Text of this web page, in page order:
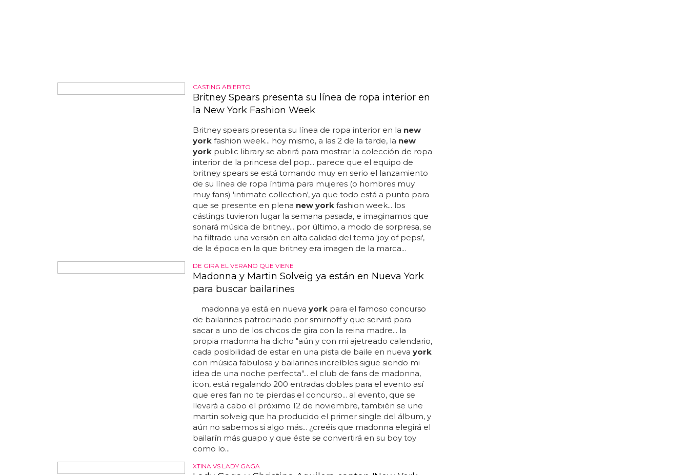
CASTING ABIERTO
Britney Spears presenta su línea de ropa interior en
Britney spears presenta su línea de ropa interior en lanew
yorkfashion week... hoy mismo, a las 2 de la tarde, lanew
yorkpublic library se abrirá para mostrar la colección de ropa
interior de la princesa del pop... parece que el equipo de
britney spears se está tomando muy en serio el lanzamiento
de su línea de ropa íntima para mujeres (o hombres muy
muy fans) 'intimate collection', ya que todo está a punto para
que se presente en plenanew yorkfashion week... los
cástings tuvieron lugar la semana pasada, e imaginamos que
sonará música de britney... por último, a modo de sorpresa, se
ha filtrado una versión en alta calidad del tema 'joy of pepsi',
DE GIRA EL VERANO QUE VIENE
Madonna y Martin Solveig ya están en Nueva York
madonna ya está en nueva yorkpara el famoso concurso
de bailarines patrocinado por smirnoff y que servirá para
sacar a uno de los chicos de gira con la reina madre... la
propia madonna ha dicho "aún y con mi ajetreado calendario,
cada posibilidad de estar en una pista de baile en nuevayork
con música fabulosa y bailarines increíbles sigue siendo mi
idea de una noche perfecta"... el club de fans de madonna,
icon, está regalando 200 entradas dobles para el evento así
que eres fan no te pierdas el concurso... al evento, que se
llevará a cabo el próximo 12 de noviembre, también se une
martin solveig que ha producido el primer single del álbum, y
aún no sabemos si algo más... ¿creéis que madonna elegirá el
bailarín más guapo y que éste se convertirá en su boy toy